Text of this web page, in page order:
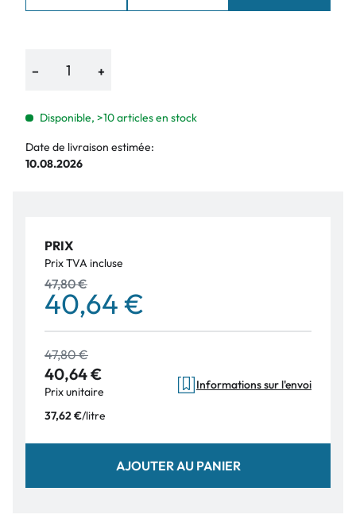
− +
Disponible, >10 articles en stock
Date de livraison estimée:
10.08.2026
PRIX
Prix TVA incluse
47,80 €
40,64 €
47,80 €
40,64 €
Prix unitaire
37,62 €/litre
Informations sur l'envoi
AJOUTER AU PANIER